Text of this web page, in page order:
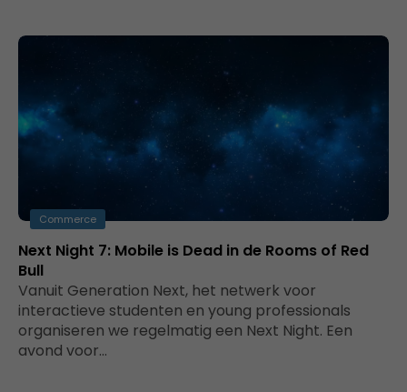
Commerce
Next Night 7: Mobile is Dead in de Rooms of Red
Bull
Vanuit Generation Next, het netwerk voor
interactieve studenten en young professionals
organiseren we regelmatig een Next Night. Een
avond voor…